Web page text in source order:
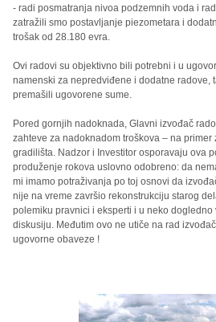
- radi posmatranja nivoa podzemnih voda i
zatražili smo postavljanje piezometara i
trošak od 28.180 evra.
Ovi radovi su objektivno bili potrebni i u
namenski za nepredviđene i dodatne radove,
premašili ugovorene sume.
Pored gornjih nadoknada, Glavni izvođač
zahteve za nadoknadom troškova – na primer
gradilišta. Nadzor i Investitor osporavaju ova
produženje rokova uslovno odobreno: da
mi imamo potraživanja po toj osnovi da
nije na vreme završio rekonstrukciju starog
polemiku pravnici i eksperti i u neko dogledno
diskusiju. Međutim ovo ne utiče na rad
ugovorne obaveze !